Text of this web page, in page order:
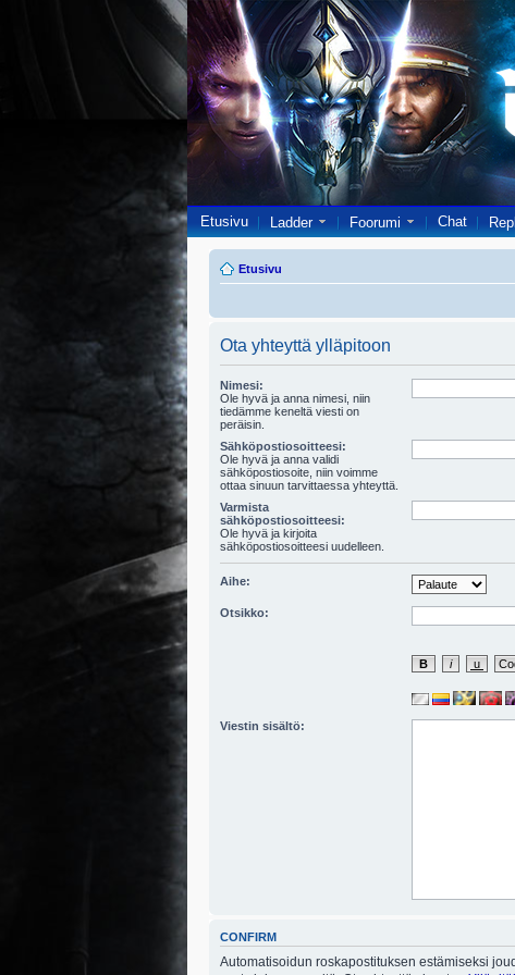
Etusivu Ladder Foorumi Chat
Etusivu
Ota yhteyttä ylläpitoon
Nimesi:
Ole hyvä ja anna nimesi, niin
tiedämme keneltä viesti on
peräisin.
Sähköpostiosoitteesi:
Ole hyvä ja anna validi
sähköpostiosoite, niin voimme
ottaa sinuun tarvittaessa yhteyttä.
Varmista
sähköpostiosoitteesi:
Ole hyvä ja kirjoita
sähköpostiosoitteesi uudelleen.
Aihe:
Otsikko:
Viestin sisältö:
CONFIRM
Automatisoidun roskapostituksen estämiseksi